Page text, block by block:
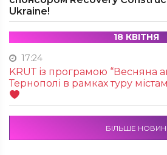
Ukraine!
18 КВІТНЯ
17:24
KRUТ із програмою “Весняна
Тернополі в рамках туру
БІЛЬШЕ НОВИН